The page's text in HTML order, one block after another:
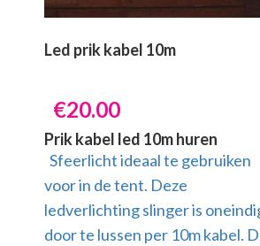
Led prik kabel 10m
€20.00
Prik kabel led 10m huren
Sfeerlicht ideaal te gebruiken
voor in de tent. Deze
ledverlichting slinger is
door te lussen per 10m kabel.